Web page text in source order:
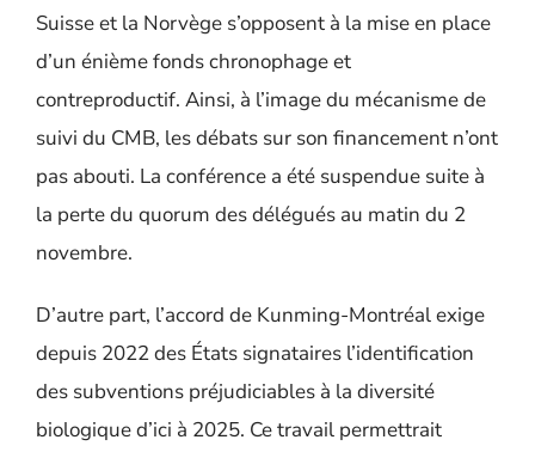
Suisse et la Norvège s’opposent à la mise en place
d’un énième fonds chronophage et
contreproductif. Ainsi, à l’image du mécanisme de
suivi du CMB, les débats sur son financement n’ont
pas abouti. La conférence a été suspendue suite à
la perte du quorum des délégués au matin du 2
novembre.
D’autre part, l’accord de Kunming-Montréal exige
depuis 2022 des États signataires l’identification
des subventions préjudiciables à la diversité
biologique d’ici à 2025. Ce travail permettrait